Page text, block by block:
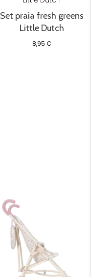
Set praia fresh greens
Little Dutch
8,95€